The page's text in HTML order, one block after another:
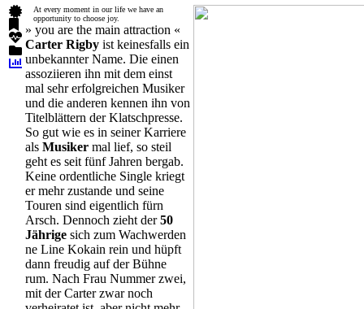
At every moment in our life we have an
opportunity to choose joy.
» you are the main attraction «
Carter Rigby ist keinesfalls ein
unbekannter Name. Die einen
assoziieren ihn mit dem einst
mal sehr erfolgreichen Musiker
und die anderen kennen ihn von
Titelblättern der Klatschpresse.
So gut wie es in seiner Karriere
als Musiker mal lief, so steil
geht es seit fünf Jahren bergab.
Keine ordentliche Single kriegt
er mehr zustande und seine
Touren sind eigentlich fürn
Arsch. Dennoch zieht der50
Jährige sich zum Wachwerden
ne Line Kokain rein und hüpft
dann freudig auf der Bühne
rum. Nach Frau Nummer zwei,
mit der Carter zwar noch